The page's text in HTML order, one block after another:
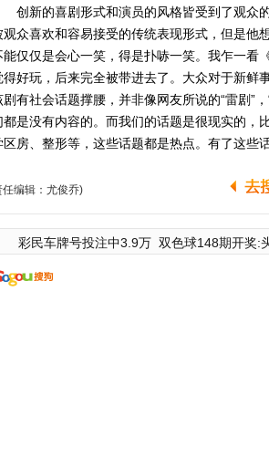
新的喜剧形式和演员的风格皆受到了观众
观众喜欢和容易接受的传统表现形式，但是他
能仅仅是会心一笑，得是扑哧一笑。我乍一看
得好玩，后来完全被带进去了。大众对于新鲜
剧有社会话题撑腰，并非像网友所说的“雷剧”
都是没有内容的。而我们的话题是很现实的，
区房、整形等，这些话题都是热点。有了这些
任编辑：尤俊乔)
彩民车牌号投注中3.9万 双色球148期开奖: